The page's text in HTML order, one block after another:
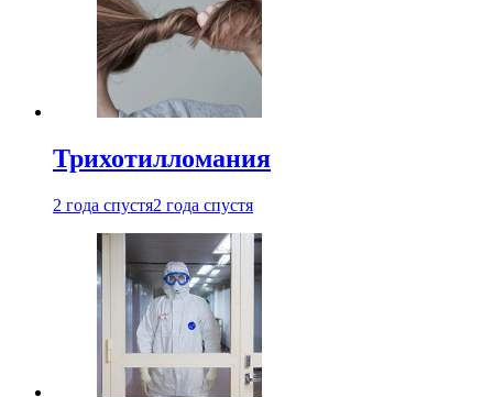
Трихотилломания
2 года спустя2 года спустя